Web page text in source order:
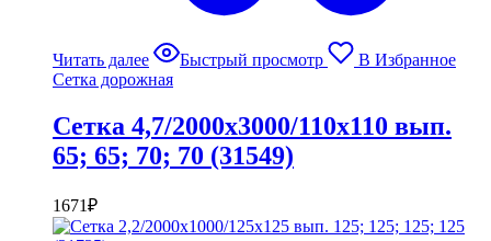
Читать далее Быстрый просмотр
В Избранное
Сетка дорожная
Сетка 4,7/2000х3000/110х110 вып.
65; 65; 70; 70 (31549)
1671₽